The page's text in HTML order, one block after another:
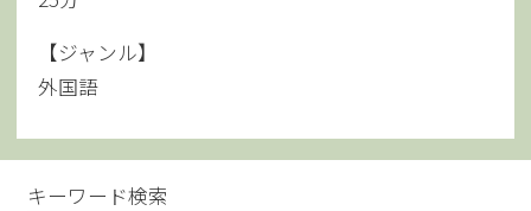
【ジャンル】
外国語
キーワード検索